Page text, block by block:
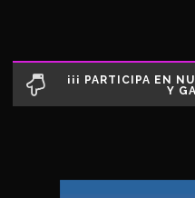
¡¡¡ PARTICIPA EN
Y